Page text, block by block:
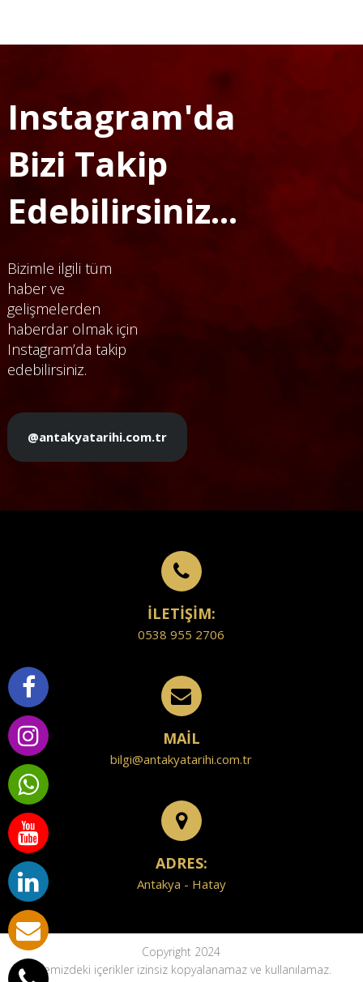
Instagram'da
Bizi Takip
Edebilirsiniz...
Bizimle ilgili tüm
haber ve
gelişmelerden
haberdar olmak için
Instagram’da takip
edebilirsiniz.
@antakyatarihi.com.tr
İLETİŞİM:
0538 955 2706
MAİL
bilgi@antakyatarihi.com.tr
ADRES:
Antakya - Hatay
Copyright 2024
Sitemizdeki içerikler izinsiz kopyalanamaz ve kullanılamaz.